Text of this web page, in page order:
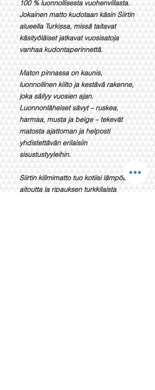
100 % luonnollisesta vuohenvillasta.
Jokainen matto kudotaan käsin Siirtin
alueella Turkissa, missä taitavat
käsityöläiset jatkavat vuosisatoja
vanhaa kudontaperinnettä.
Maton pinnassa on kaunis,
luonnollinen kiilto ja kestävä rakenne,
joka säilyy vuosien ajan.
Luonnonläheiset sävyt – ruskea,
harmaa, musta ja beige – tekevät
matosta ajattoman ja helposti
yhdistettävän erilaisiin
sisustustyyleihin.
Siirtin kilimimatto tuo kotiisi lämpöä,
aitoutta ja ripauksen turkkilaista